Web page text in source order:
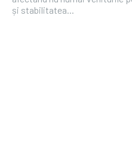
și stabilitatea...